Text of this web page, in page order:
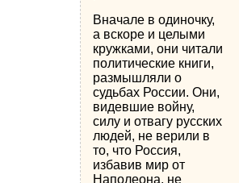
Вначале в одиночку,
а вскоре и целыми
кружками, они читали
политические книги,
размышляли о
судьбах России. Они,
видевшие войну,
силу и отвагу русских
людей, не верили в
то, что Россия,
избавив мир от
Наполеона, не